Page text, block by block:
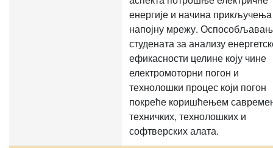
енергије и начина
напојну мрежу.
студената за анализу
ефикасности целине коју чине
електромоторни погон и
технолошки процес који погон
покреће коришћењем
техничких, технолошких и
софтверских алата.